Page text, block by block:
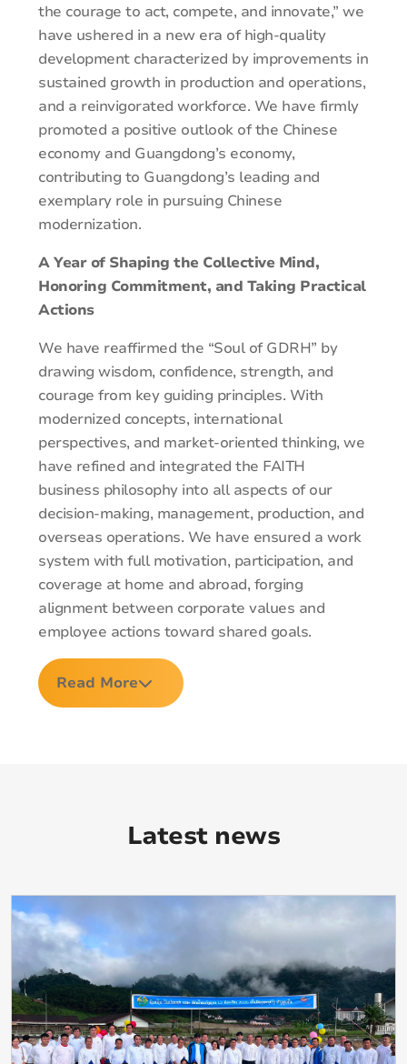
the courage to act, compete, and innovate,” we
have ushered in a new era of high-quality
development characterized by improvements in
sustained growth in production and operations,
and a reinvigorated workforce. We have firmly
promoted a positive outlook of the Chinese
economy and Guangdong’s economy,
contributing to Guangdong’s leading and
exemplary role in pursuing Chinese
modernization.
A Year of Shaping the Collective Mind,
Honoring Commitment, and Taking Practical
Actions
We have reaffirmed the “Soul of GDRH” by
drawing wisdom, confidence, strength, and
courage from key guiding principles. With
modernized concepts, international
perspectives, and market-oriented thinking, we
have refined and integrated the FAITH
business philosophy into all aspects of our
decision-making, management, production, and
overseas operations. We have ensured a work
system with full motivation, participation, and
coverage at home and abroad, forging
alignment between corporate values and
employee actions toward shared goals.
Read More
Latest news